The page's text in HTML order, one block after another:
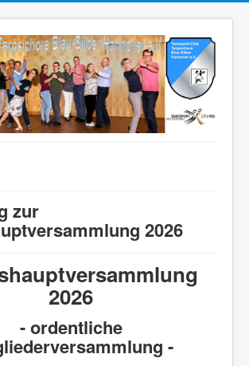
/ Einsteiger
zur
2026
2026
- ordentliche
-